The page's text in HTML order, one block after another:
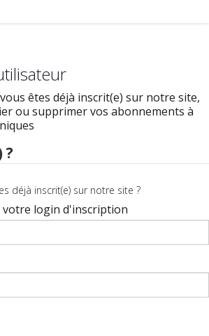
êtes déjà inscrit(e) sur notre site,
ou supprimer vos abonnements à
?
déjà inscrit(e) sur notre site ?
votre login d'inscription